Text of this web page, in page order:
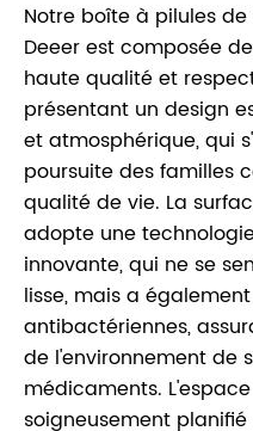
Notre boîte à pilules
Deeer est composée
haute qualité et
présentant un design
et atmosphérique, qui
poursuite des familles
qualité de vie. La
adopte une
innovante, qui ne se
lisse, mais a
antibactériennes,
de l'environnement de
médicaments.
soigneusement